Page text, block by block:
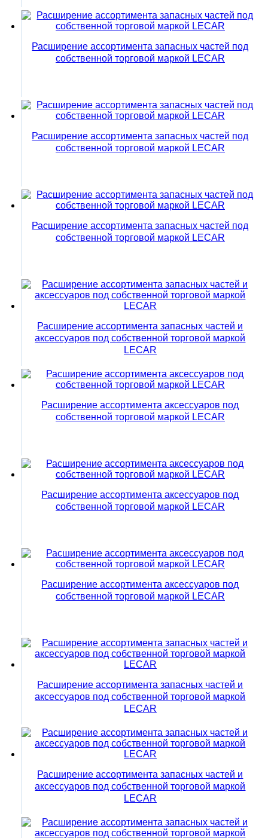
Расширение ассортимента запасных частей под
собственной торговой маркой LECAR
Расширение ассортимента запасных частей под
собственной торговой маркой LECAR
Расширение ассортимента запасных частей под
собственной торговой маркой LECAR
Расширение ассортимента запасных частей и
аксессуаров под собственной торговой маркой
LECAR
Расширение ассортимента аксессуаров под
собственной торговой маркой LECAR
Расширение ассортимента аксессуаров под
собственной торговой маркой LECAR
Расширение ассортимента аксессуаров под
собственной торговой маркой LECAR
Расширение ассортимента запасных частей и
аксессуаров под собственной торговой маркой
LECAR
Расширение ассортимента запасных частей и
аксессуаров под собственной торговой маркой
LECAR